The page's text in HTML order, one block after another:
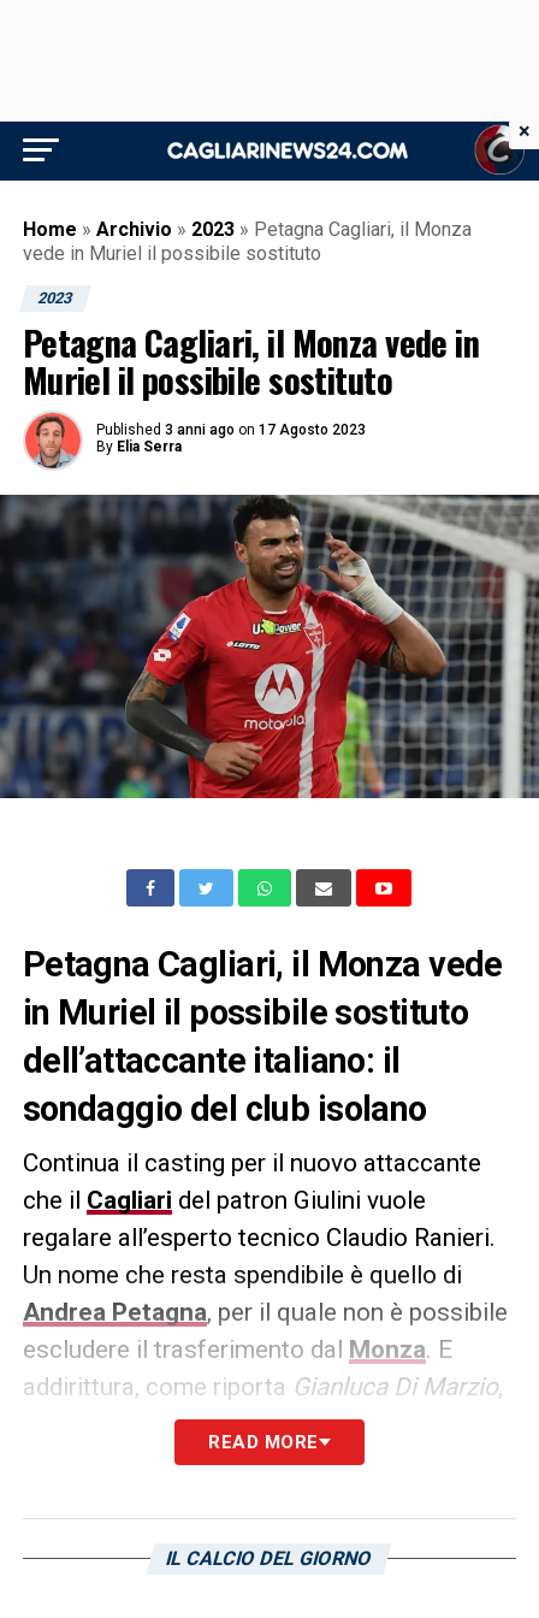
Home » Archivio » 2023 » Petagna Cagliari, il Monza
vede in Muriel il possibile sostituto
2023
Petagna Cagliari, il Monza vede in
Muriel il possibile sostituto
Published 3 anni ago on 17 Agosto 2023
By Elia Serra
Petagna Cagliari, il Monza vede
in Muriel il possibile sostituto
dell’attaccante italiano: il
sondaggio del club isolano
Continua il casting per il nuovo attaccante
che il Cagliari del patron Giulini vuole
regalare all’esperto tecnico Claudio Ranieri.
Un nome che resta spendibile è quello di
Andrea Petagna, per il quale non è possibile
escludere il trasferimento dal Monza. E
addirittura, come riporta Gianluca Di Marzio,
il club sotto la gestione di Adriano Galliani
starebbe già cercando un sostituto
Brianza a sembra rispondere alle esigenze
READ MORE
IL CALCIO DEL GIORNO
×